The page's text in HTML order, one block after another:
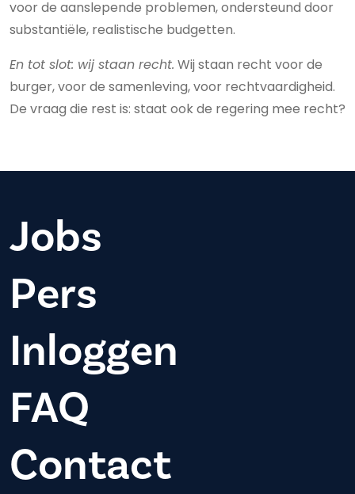
voor de aanslepende problemen, ondersteund door
substantiële, realistische budgetten.
En tot slot: wij staan recht. Wij staan recht voor de
burger, voor de samenleving, voor rechtvaardigheid.
De vraag die rest is: staat ook de regering mee recht?
Jobs
Pers
Inloggen
FAQ
Contact